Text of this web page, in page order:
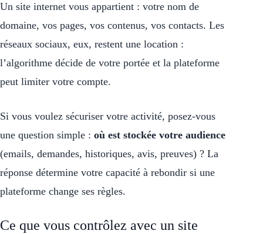
Un site internet vous appartient : votre nom de
domaine, vos pages, vos contenus, vos contacts. Les
réseaux sociaux, eux, restent une location :
l’algorithme décide de votre portée et la plateforme
peut limiter votre compte.
Si vous voulez sécuriser votre activité, posez-vous
une question simple : où est stockée votre audience
(emails, demandes, historiques, avis, preuves) ? La
réponse détermine votre capacité à rebondir si une
plateforme change ses règles.
Ce que vous contrôlez avec un site